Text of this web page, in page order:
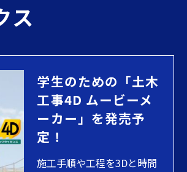
ス
学生のための「土木
工事4D ムービーメ
ーカー」を発売予
定！
施工手順や工程を3Dと時間